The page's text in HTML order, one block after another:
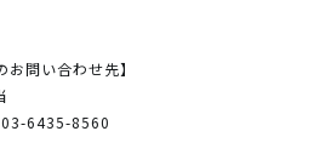
お問い合わせ先】
03-6435-8560